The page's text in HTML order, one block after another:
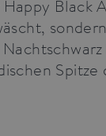
Black
sondern
Spitze